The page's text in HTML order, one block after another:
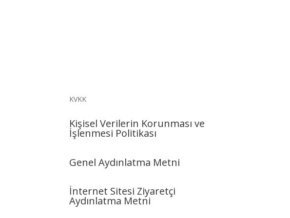
KVKK
Kişisel Verilerin Korunması ve
İşlenmesi Politikası
Genel Aydınlatma Metni
İnternet Sitesi Ziyaretçi
Aydınlatma Metni